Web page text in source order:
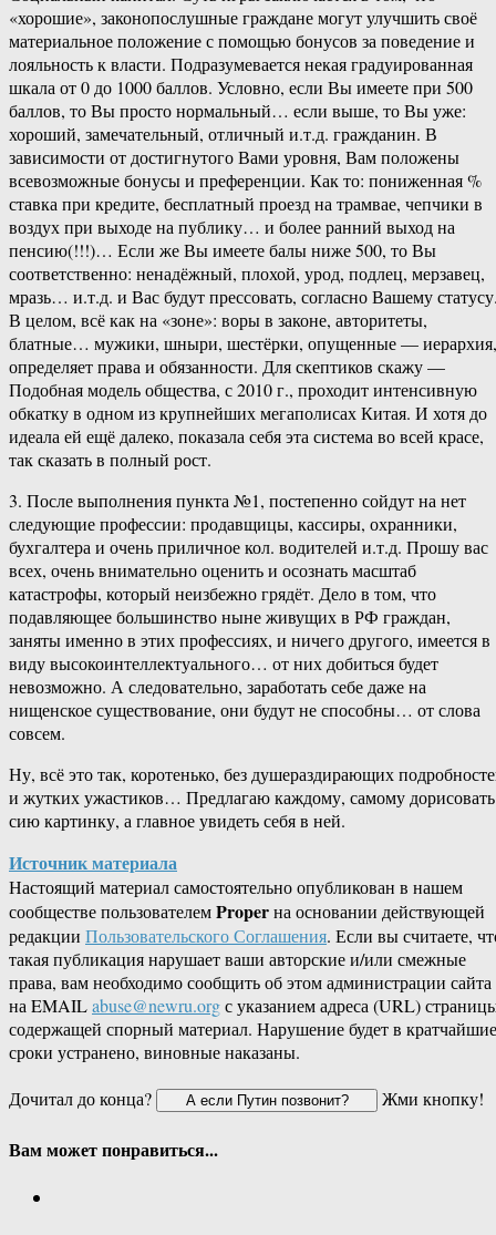
«хорошие», законопослушные граждане могут улучшить своё
материальное положение с помощью бонусов за поведение и
лояльность к власти. Подразумевается некая градуированная
шкала от 0 до 1000 баллов. Условно, если Вы имеете при 500
баллов, то Вы просто нормальный… если выше, то Вы уже:
хороший, замечательный, отличный и.т.д. гражданин. В
зависимости от достигнутого Вами уровня, Вам положены
всевозможные бонусы и преференции. Как то: пониженная %
ставка при кредите, бесплатный проезд на трамвае, чепчики в
воздух при выходе на публику… и более ранний выход на
пенсию(!!!)… Если же Вы имеете балы ниже 500, то Вы
соответственно: ненадёжный, плохой, урод, подлец, мерзавец,
мразь… и.т.д. и Вас будут прессовать, согласно Вашему
В целом, всё как на «зоне»: воры в законе, авторитеты,
блатные… мужики, шныри, шестёрки, опущенные — иерархия,
определяет права и обязанности. Для скептиков скажу —
Подобная модель общества, с 2010 г., проходит интенсивную
обкатку в одном из крупнейших мегаполисах Китая. И хотя до
идеала ей ещё далеко, показала себя эта система во всей красе,
так сказать в полный рост.
3. После выполнения пункта №1, постепенно сойдут на нет
следующие профессии: продавщицы, кассиры, охранники,
бухгалтера и очень приличное кол. водителей и.т.д. Прошу вас
всех, очень внимательно оценить и осознать масштаб
катастрофы, который неизбежно грядёт. Дело в том, что
подавляющее большинство ныне живущих в РФ граждан,
заняты именно в этих профессиях, и ничего другого, имеется в
виду высокоинтеллектуального… от них добиться будет
невозможно. А следовательно, заработать себе даже на
нищенское существование, они будут не способны… от слова
совсем.
Ну, всё это так, коротенько, без душераздирающих
и жутких ужастиков… Предлагаю каждому, самому дорисовать
сию картинку, а главное увидеть себя в ней.
Источник материала
Настоящий материал самостоятельно опубликован в нашем
сообществе пользователемProperна основании действующей
редакции Пользовательского Соглашения. Если вы считаете,
такая публикация нарушает ваши авторские и/или смежные
права, вам необходимо сообщить об этом администрации сайта
на EMAILabuse@newru.orgс указанием адреса (URL)
содержащей спорный материал. Нарушение будет в кратчайшие
сроки устранено, виновные наказаны.
Дочитал до конца?
Жми кнопку!
Вам может понравиться...